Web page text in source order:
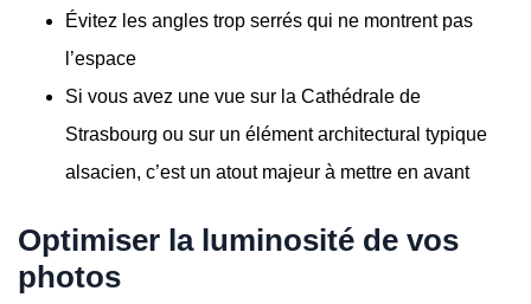
Évitez les angles trop serrés qui ne montrent pas
l’espace
Si vous avez une vue sur la Cathédrale de
Strasbourg ou sur un élément architectural typique
alsacien, c’est un atout majeur à mettre en avant
Optimiser la luminosité de vos
photos